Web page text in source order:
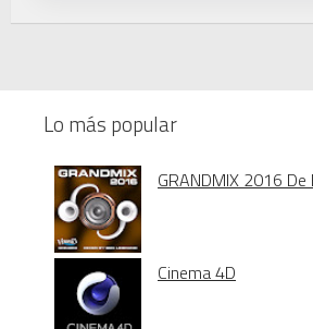
Lo más popular
GRANDMIX 2016 De
Cinema 4D